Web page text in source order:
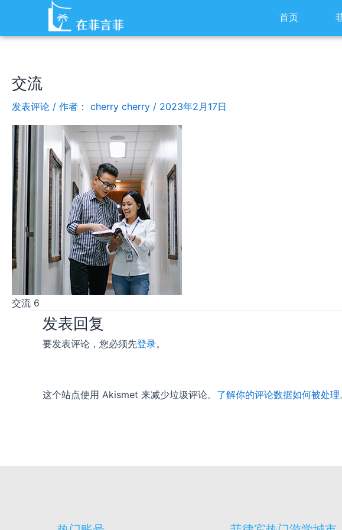
内
首页
交流
发表评论 / 作者： cherry cherry / 2023年2月17日
交流 6
发表回复
要发表评论，您必须先登录。
这个站点使用 Akismet 来减少垃圾评论。 了解你的评论数据如何被处理